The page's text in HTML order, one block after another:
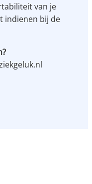
van je
indienen bij de